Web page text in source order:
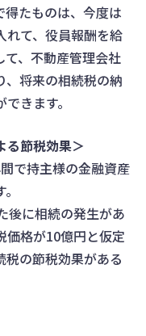
たものは、今度は
れて、役員報酬を給
、不動産管理会社
、将来の相続税の納
きます。
る節税効果＞
で持主様の金融資産
後に相続の発生があ
価格が10億円と仮定
税の節税効果がある